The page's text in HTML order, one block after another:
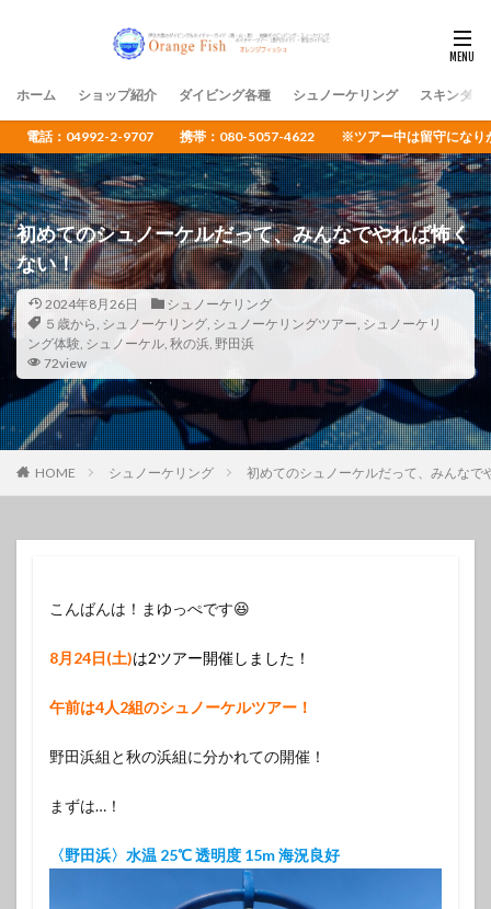
ホーム ショップ紹介 ダイビング各種 シュノーケリング スキンダイ
電話：04992-2-9707 携帯：080-5057-4622 ※ツアー中は留守になりがち
初めてのシュノーケルだって、みんなでやれば怖く
ない！
2024年8月26日
シュノーケリング
５歳から, シュノーケリング, シュノーケリングツアー, シュノーケリ
ング体験, シュノーケル, 秋の浜, 野田浜
72view
HOME シュノーケリング 初めてのシュノーケルだって、みんなで
こんばんは！まゆっぺです😆
8月24日(土)は2ツアー開催しました！
午前は4人2組のシュノーケルツアー！
野田浜組と秋の浜組に分かれての開催！
まずは…！
〈野田浜〉水温 25℃ 透明度 15m 海況良好